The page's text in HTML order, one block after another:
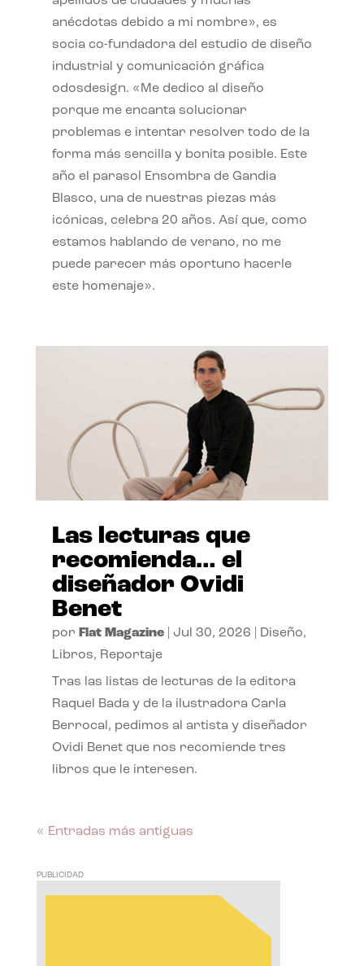
anécdotas debido a mi nombre», es
socia co-fundadora del estudio de diseño
industrial y comunicación gráfica
odosdesign. «Me dedico al diseño
porque me encanta solucionar
problemas e intentar resolver todo de la
forma más sencilla y bonita posible. Este
año el parasol Ensombra de Gandia
Blasco, una de nuestras piezas más
icónicas, celebra 20 años. Así que, como
estamos hablando de verano, no me
puede parecer más oportuno hacerle
este homenaje».
Las lecturas que
recomienda… el
diseñador Ovidi
Benet
por Flat Magazine| Jul 30, 2026 Diseño,
Libros, Reportaje
Tras las listas de lecturas de la editora
Raquel Bada y de la ilustradora Carla
Berrocal, pedimos al artista y diseñador
Ovidi Benet que nos recomiende tres
libros que le interesen.
« Entradas más antiguas
PUBLICIDAD